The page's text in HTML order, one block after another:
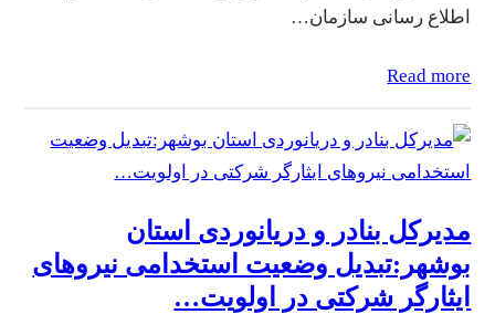
اطلاع رسانی سازمان…
Read more
مدیرکل بنادر و دریانوردی استان
بوشهر:تبدیل وضعیت استخدامی نیروهای
ایثارگر شرکتی در اولویت…